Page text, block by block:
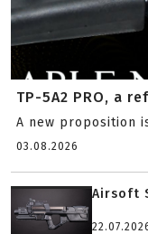
TP-5A2 PRO, a
A new proposition
03.08.2026
Airsoft